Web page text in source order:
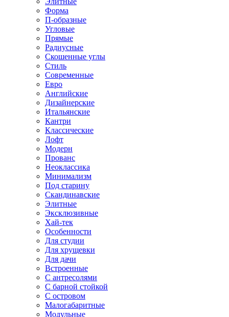
Форма
П-образные
Угловые
Прямые
Радиусные
Скошенные углы
Стиль
Современные
Евро
Английские
Дизайнерские
Итальянские
Кантри
Классические
Лофт
Модерн
Прованс
Неоклассика
Минимализм
Под старину
Скандинавские
Элитные
Эксклюзивные
Хай-тек
Особенности
Для студии
Для хрущевки
Для дачи
Встроенные
С антресолями
С барной стойкой
С островом
Малогабаритные
Модульные